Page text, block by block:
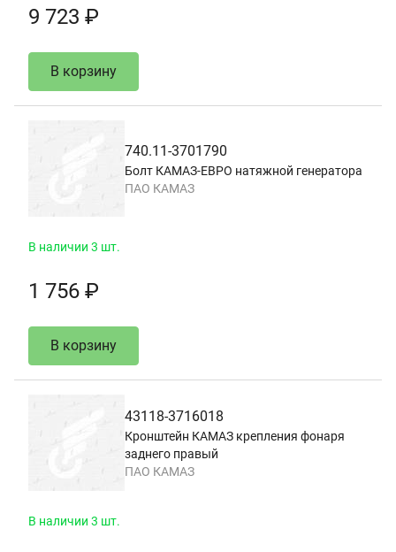
9 723 ₽
В корзину
740.11-3701790
Болт КАМАЗ-ЕВРО натяжной генератора
ПАО КАМАЗ
В наличии 3 шт.
1 756 ₽
В корзину
43118-3716018
Кронштейн КАМАЗ крепления фонаря
заднего правый
ПАО КАМАЗ
В наличии 3 шт.